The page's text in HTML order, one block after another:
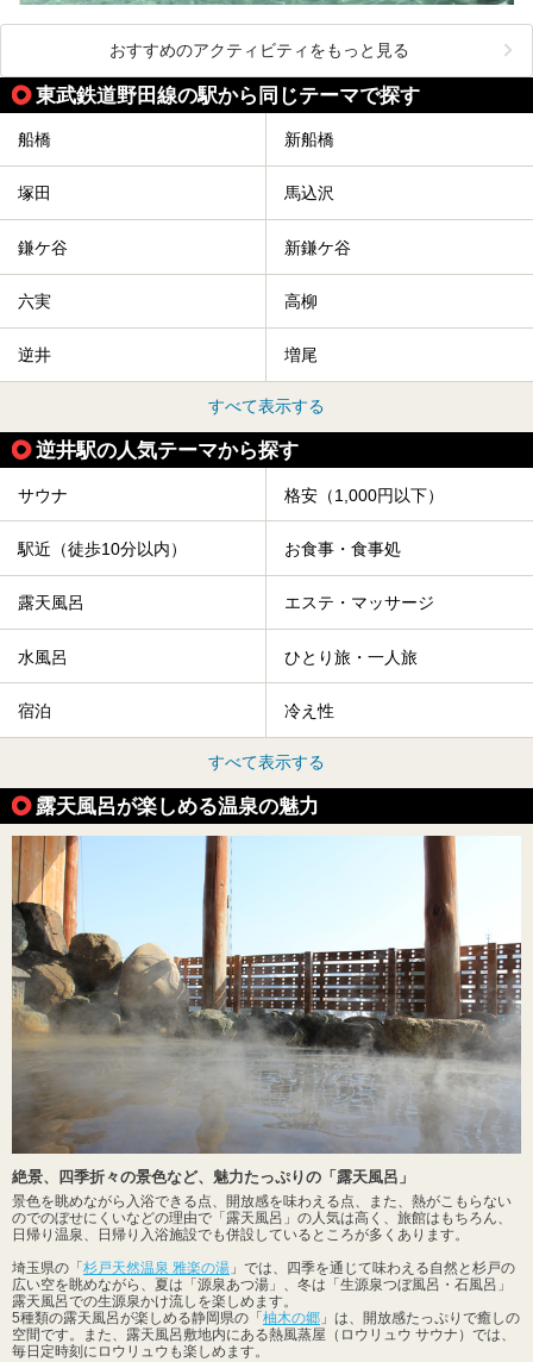
おすすめのアクティビティをもっと見る
東武鉄道野田線の駅から同じテーマで探す
船橋 新船橋
塚田 馬込沢
鎌ケ谷 新鎌ケ谷
六実 高柳
逆井 増尾
すべて表示する
逆井駅の人気テーマから探す
サウナ 格安（1,000円以下）
駅近（徒歩10分以内） お食事・食事処
露天風呂 エステ・マッサージ
水風呂 ひとり旅・一人旅
宿泊 冷え性
すべて表示する
露天風呂が楽しめる温泉の魅力
絶景、四季折々の景色など、魅力たっぷりの「露天風呂」
景色を眺めながら入浴できる点、開放感を味わえる点、また、熱がこもらない
のでのぼせにくいなどの理由で「露天風呂」の人気は高く、旅館はもちろん、
日帰り温泉、日帰り入浴施設でも併設しているところが多くあります。
埼玉県の「 杉戸天然温泉 雅楽の湯 」では、四季を通じて味わえる自然と杉戸の
広い空を眺めながら、夏は「源泉あつ湯」、冬は「生源泉つぼ風呂・石風呂」
露天風呂での生源泉かけ流しを楽しめます。
5種類の露天風呂が楽しめる静岡県の「 柚木の郷 」は、開放感たっぷりで癒しの
空間です。また、露天風呂敷地内にある熱風蒸屋（ロウリュウ サウナ）では、
毎日定時刻にロウリュウも楽しめます。